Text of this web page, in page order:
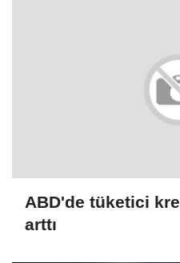
ABD'de tüketici
arttı